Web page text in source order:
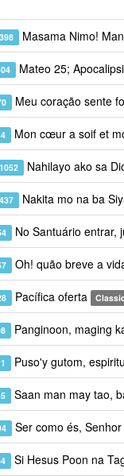
Masama Nimo!
Mateo 25;
Meu coração sente
Mon cœur a soif et
Nahilayo ako sa
Nakita mo na ba
No Santuário entrar,
Oh! quão breve a
Pacífica oferta
Panginoon, maging
Puso'y gutom,
Saan man may tao,
Ser como és, Senhor
Si Hesus Poon na